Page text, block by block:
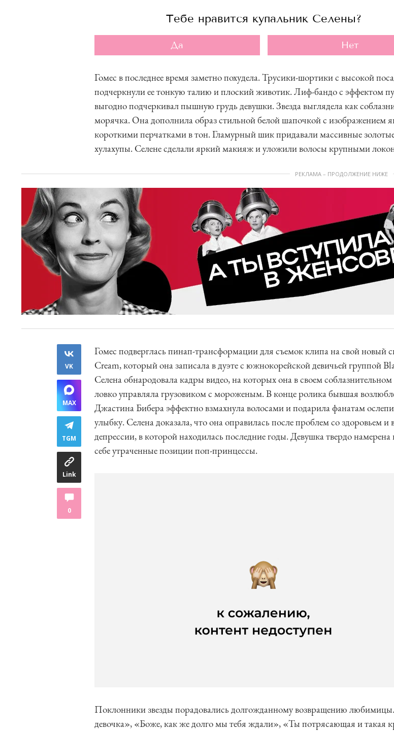
Тебе нравится купальник Селены?
Да Нет
Гомес в последнее время заметно похудела. Трусики-шортики с высокой
подчеркнули ее тонкую талию и плоский животик. Лиф-бандо с эффектом
выгодно подчеркивал пышную грудь девушки. Звезда выглядела как
морячка. Она дополнила образ стильной белой шапочкой с изображением
короткими перчатками в тон. Гламурный шик придавали массивные
хулахупы. Селене сделали яркий макияж и уложили волосы крупными
РЕКЛАМА – ПРОДОЛЖЕНИЕ НИЖЕ
VK
MAX
TGM
Link
0
Гомес подверглась пинап-трансформации для съемок клипа на свой новый
Cream, который она записала в дуэте с южнокорейской девичьей группой
Селена обнародовала кадры видео, на которых она в своем соблазнительном
ловко управляла грузовиком с мороженым. В конце ролика бывшая
Джастина Бибера эффектно взмахнула волосами и подарила фанатам
улыбку. Селена доказала, что она оправилась после проблем со здоровьем и
депрессии, в которой находилась последние годы. Девушка твердо намерена
себе утраченные позиции поп-принцессы.
Поклонники звезды порадовались долгожданному возвращению
девочка», «Боже, как же долго мы тебя ждали», «Ты потрясающая и такая